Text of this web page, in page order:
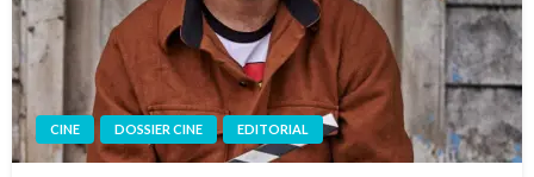
CINE DOSSIER CINE EDITORIAL